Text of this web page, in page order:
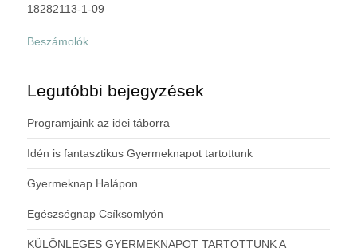
18282113-1-09
Beszámolók
Legutóbbi bejegyzések
Programjaink az idei táborra
Idén is fantasztikus Gyermeknapot tartottunk
Gyermeknap Halápon
Egészségnap Csíksomlyón
KÜLÖNLEGES GYERMEKNAPOT TARTOTTUNK A